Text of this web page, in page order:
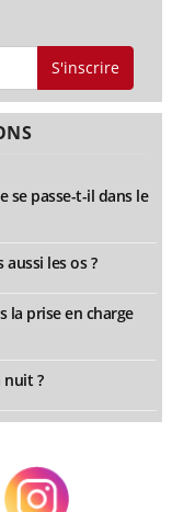
S'inscrire
se passe-t-il dans le
les os ?
la prise en charge
nuit ?